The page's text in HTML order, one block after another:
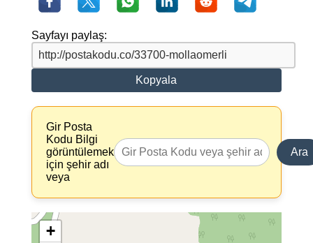
Sayfayı paylaş:
Kopyala
Gir Posta
Kodu Bilgi
görüntülemek
için şehir adı
veya
Ara
+